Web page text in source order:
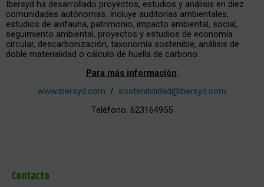
Ibersyd ha desarrollado proyectos, estudios y análisis en diez
comunidades autónomas. Incluye auditorías ambientales,
estudios de avifauna, patrimonio, impacto ambiental, social,
seguimiento ambiental, proyectos y estudios de economía
circular, descarbonización, taxonomía sostenible, análisis de
doble materialidad o cálculo de huella de carbono.
Para más información:
www.ibersyd.com / sostenibilidad@ibersyd.com
Teléfono: 623164955
Contacto